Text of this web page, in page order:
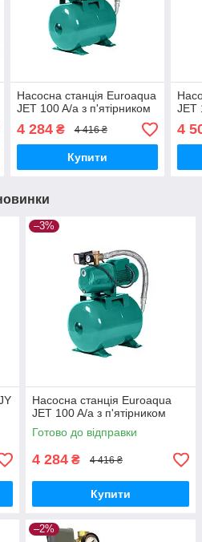
Насосна станція Euroaqua
JET 100 A/a з п'ятірником
4 284₴ 4 416 ₴
Купити
JET
4
–3%
Насосна станція Euroaqua
JET 100 A/a з п'ятірником
Готово до відправки
4 284 ₴ 4 416 ₴
Купити
–2%